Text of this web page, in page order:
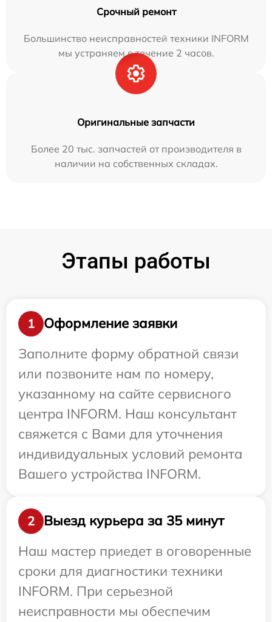
Срочный ремонт
Большинство неисправностей техники INFORM
мы устраняем в течение 2 часов.
Оригинальные запчасти
Более 20 тыс. запчастей от производителя в
наличии на собственных складах.
Этапы работы
1
Оформление заявки
Заполните форму обратной связи
или позвоните нам по номеру,
указанному на сайте сервисного
центра INFORM. Наш консультант
свяжется с Вами для уточнения
индивидуальных условий ремонта
Вашего устройства INFORM.
2
Выезд курьера за 35 минут
Наш мастер приедет в оговоренные
сроки для диагностики техники
INFORM. При серьезной
неисправности мы обеспечим